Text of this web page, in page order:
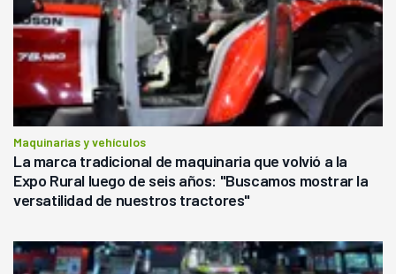
Maquinarias y vehículos
La marca tradicional de maquinaria que volvió a la
Expo Rural luego de seis años: "Buscamos mostrar la
versatilidad de nuestros tractores"